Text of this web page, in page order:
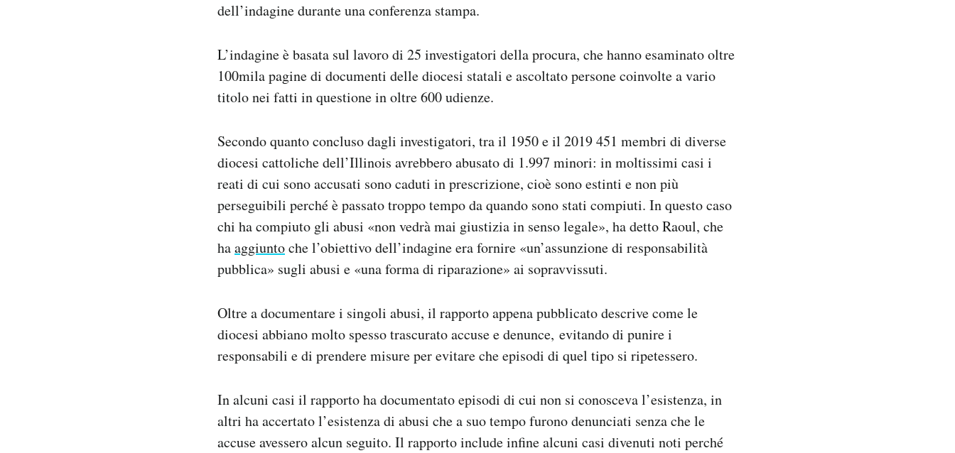
dell’indagine durante una conferenza stampa.
L’indagine è basata sul lavoro di 25 investigatori della procura, che hanno esaminato oltre
100mila pagine di documenti delle diocesi statali e ascoltato persone coinvolte a vario
titolo nei fatti in questione in oltre 600 udienze.
Secondo quanto concluso dagli investigatori, tra il 1950 e il 2019 451 membri di diverse
diocesi cattoliche dell’Illinois avrebbero abusato di 1.997 minori: in moltissimi casi i
reati di cui sono accusati sono caduti in prescrizione, cioè sono estinti e non più
perseguibili perché è passato troppo tempo da quando sono stati compiuti. In questo caso
chi ha compiuto gli abusi «non vedrà mai giustizia in senso legale», ha detto Raoul, che
haaggiuntoche l’obiettivo dell’indagine era fornire «un’assunzione di responsabilità
pubblica» sugli abusi e «una forma di riparazione» ai sopravvissuti.
Oltre a documentare i singoli abusi, il rapporto appena pubblicato descrive come le
diocesi abbiano molto spesso trascurato accuse e denunce, evitando di punire i
responsabili e di prendere misure per evitare che episodi di quel tipo si ripetessero.
In alcuni casi il rapporto ha documentato episodi di cui non si conosceva l’esistenza, in
altri ha accertato l’esistenza di abusi che a suo tempo furono denunciati senza che le
accuse avessero alcun seguito. Il rapporto include infine alcuni casi divenuti noti perché